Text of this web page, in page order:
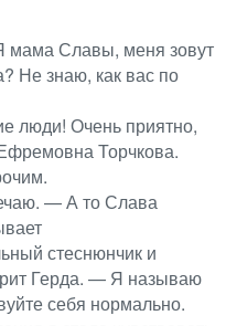
Славы, меня зовут
Не знаю, как вас по
люди! Очень приятно,
Торчкова.
— А то Слава
стеснюнчик и
Герда. — Я называю
себя нормально.